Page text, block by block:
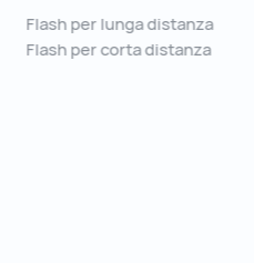
Flash per lunga distanza
Flash per corta distanza